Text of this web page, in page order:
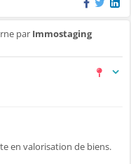
sur le marché
de l’annonce
la signature chez le notaire
par Immostaging
en valorisation de biens.